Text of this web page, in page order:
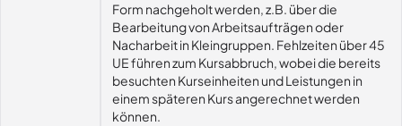
Form nachgeholt werden, z.B. über die
Bearbeitung von Arbeitsaufträgen oder
Nacharbeit in Kleingruppen. Fehlzeiten über 45
UE führen zum Kursabbruch, wobei die bereits
besuchten Kurseinheiten und Leistungen in
einem späteren Kurs angerechnet werden
können.